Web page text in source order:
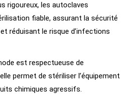
rigoureux, les autoclaves
fiable, assurant la sécurité
réduisant le risque d’infections
est respectueuse de
permet de stériliser l’équipement
chimiques agressifs.